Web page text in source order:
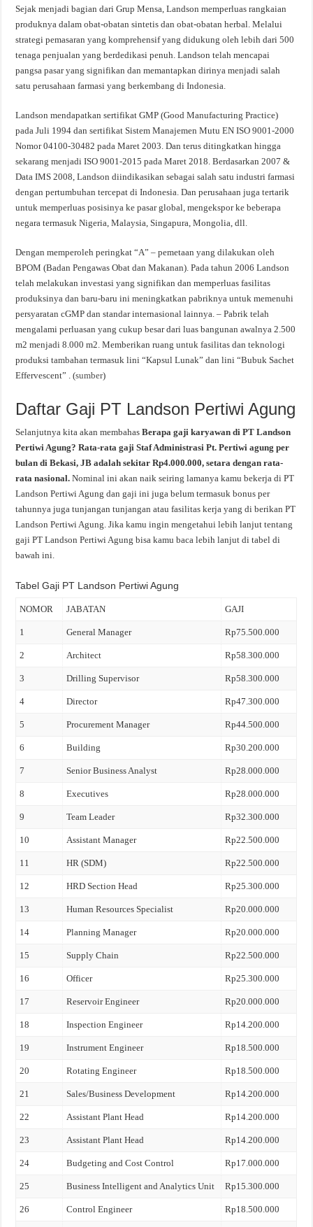
Sejak menjadi bagian dari Grup Mensa, Landson memperluas rangkaian
produknya dalam obat-obatan sintetis dan obat-obatan herbal. Melalui
strategi pemasaran yang komprehensif yang didukung oleh lebih dari 500
tenaga penjualan yang berdedikasi penuh. Landson telah mencapai
pangsa pasar yang signifikan dan memantapkan dirinya menjadi salah
satu perusahaan farmasi yang berkembang di Indonesia.
Landson mendapatkan sertifikat GMP (Good Manufacturing Practice)
pada Juli 1994 dan sertifikat Sistem Manajemen Mutu EN ISO 9001-2000
Nomor 04100-30482 pada Maret 2003. Dan terus ditingkatkan hingga
sekarang menjadi ISO 9001-2015 pada Maret 2018. Berdasarkan 2007 &
Data IMS 2008, Landson diindikasikan sebagai salah satu industri farmasi
dengan pertumbuhan tercepat di Indonesia. Dan perusahaan juga tertarik
untuk memperluas posisinya ke pasar global, mengekspor ke beberapa
negara termasuk Nigeria, Malaysia, Singapura, Mongolia, dll.
Dengan memperoleh peringkat “A” – pemetaan yang dilakukan oleh
BPOM (Badan Pengawas Obat dan Makanan). Pada tahun 2006 Landson
telah melakukan investasi yang signifikan dan memperluas fasilitas
produksinya dan baru-baru ini meningkatkan pabriknya untuk memenuhi
persyaratan cGMP dan standar internasional lainnya. – Pabrik telah
mengalami perluasan yang cukup besar dari luas bangunan awalnya 2.500
m2 menjadi 8.000 m2. Memberikan ruang untuk fasilitas dan teknologi
produksi tambahan termasuk lini “Kapsul Lunak” dan lini “Bubuk Sachet
Effervescent” . (sumber)
Daftar Gaji PT Landson Pertiwi Agung
Selanjutnya kita akan membahasBerapa gaji karyawan di PT Landson
Pertiwi Agung? Rata-rata gaji Staf Administrasi Pt. Pertiwi agung per
bulan di Bekasi, JB adalah sekitar Rp4.000.000, setara dengan rata-
rata nasional.Nominal ini akan naik seiring lamanya kamu bekerja di PT
Landson Pertiwi Agung dan gaji ini juga belum termasuk bonus per
tahunnya juga tunjangan tunjangan atau fasilitas kerja yang di berikan PT
Landson Pertiwi Agung. Jika kamu ingin mengetahui lebih lanjut tentang
gaji PT Landson Pertiwi Agung bisa kamu baca lebih lanjut di tabel di
bawah ini.
Tabel Gaji PT Landson Pertiwi Agung
NOMOR JABATAN GAJI
1 General Manager Rp75.500.000
2 Architect Rp58.300.000
3 Drilling Supervisor Rp58.300.000
4 Director Rp47.300.000
5 Procurement Manager Rp44.500.000
6 Building Rp30.200.000
7 Senior Business Analyst Rp28.000.000
8 Executives Rp28.000.000
9 Team Leader Rp32.300.000
10 Assistant Manager Rp22.500.000
11 HR (SDM) Rp22.500.000
12 HRD Section Head Rp25.300.000
13 Human Resources Specialist Rp20.000.000
14 Planning Manager Rp20.000.000
15 Supply Chain Rp22.500.000
16 Officer Rp25.300.000
17 Reservoir Engineer Rp20.000.000
18 Inspection Engineer Rp14.200.000
19 Instrument Engineer Rp18.500.000
20 Rotating Engineer Rp18.500.000
21 Sales/Business Development Rp14.200.000
22 Assistant Plant Head Rp14.200.000
23 Assistant Plant Head Rp14.200.000
24 Budgeting and Cost Control Rp17.000.000
25 Business Intelligent and Analytics Unit Rp15.300.000
26 Control Engineer Rp18.500.000